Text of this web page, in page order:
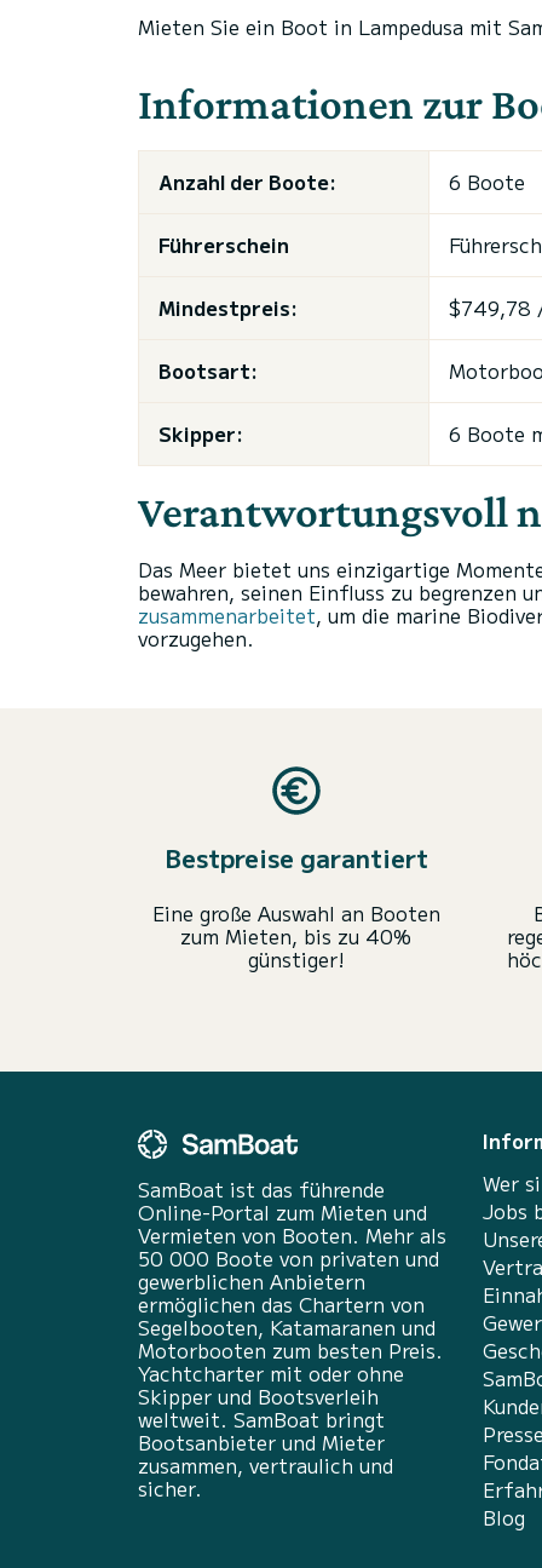
Mieten Sie ein Boot in Lampedusa mit
Informationen zur
Anzahl der Boote: 6 Boote
Führerschein
Mindestpreis: $749,78
Bootsart:
Skipper: 6 Boote
Verantwortungsvoll
Das Meer bietet uns einzigartige
bewahren, seinen Einfluss zu begrenzen
zusammenarbeitet, um die marine
vorzugehen.
Bestpreise garantiert
Eine große Auswahl an Booten
zum Mieten, bis zu 40%
günstiger!
SamBoat ist das führende
Online-Portal zum Mieten und
Vermieten von Booten. Mehr als
50 000 Boote von privaten und
gewerblichen Anbietern
ermöglichen das Chartern von
Segelbooten, Katamaranen und
Motorbooten zum besten Preis.
Yachtcharter mit oder ohne
Skipper und Bootsverleih
weltweit. SamBoat bringt
Bootsanbieter und Mieter
zusammen, vertraulich und
sicher.
Wer
Jobs
Presse
Blog